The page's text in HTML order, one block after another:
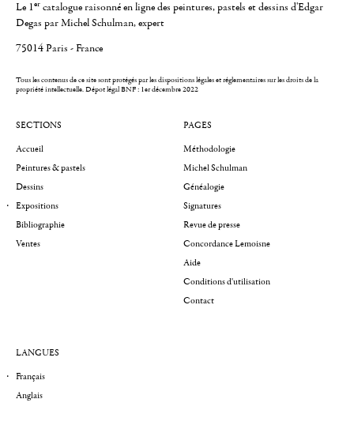
Le 1er catalogue raisonné en ligne des peintures, pastels et dessins d'Edgar
Degas par Michel Schulman, expert
75014 Paris - France
Tous les contenus de ce site sont protégés par les dispositions légales et réglementaires sur les droits de la
propriété intellectuelle.Dépot légal BNF : 1er décembre 2022
SECTIONS
Accueil
Peintures & pastels
Dessins
Expositions
Bibliographie
Ventes
PAGES
Méthodologie
Michel Schulman
Généalogie
Signatures
Revue de presse
Concordance Lemoisne
Aide
Conditions d'utilisation
Contact
LANGUES
Français
Anglais